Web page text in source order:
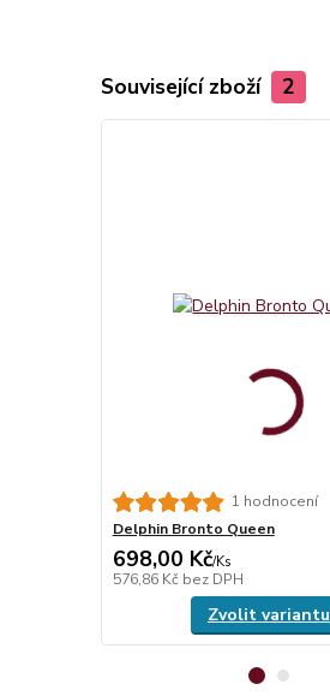
Související zboží 2
1 hodnocení
Delphin Bronto Queen
698,00 Kč/Ks
576,86 Kč bez DPH
Zvolit variantu